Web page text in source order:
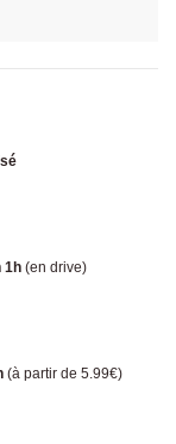
1h (en drive)
(à partir de 5.99€)